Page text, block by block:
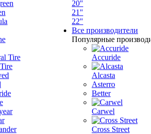
20"
21"
22"
Все производители
Популярные
Accuride
Alcasta
Asterro
Better
Carwel
Cross Street